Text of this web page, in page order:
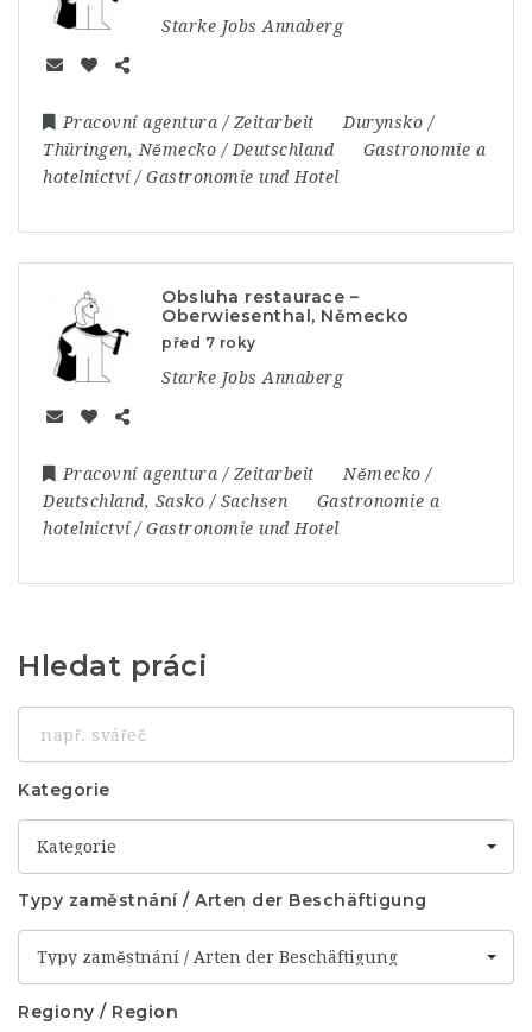
Starke Jobs Annaberg
Pracovní agentura / Zeitarbeit
Durynsko /
Thüringen, Německo / Deutschland
Gastronomie a
hotelnictví / Gastronomie und Hotel
Obsluha restaurace –
Oberwiesenthal, Německo
před 7 roky
Starke Jobs Annaberg
Pracovní agentura / Zeitarbeit
Německo /
Deutschland, Sasko / Sachsen
Gastronomie a
hotelnictví / Gastronomie und Hotel
Hledat práci
svářeč
Kategorie
Kategorie
Typy zaměstnání / Arten der Beschäftigung
Typy zaměstnání / Arten der Beschäftigung
Regiony / Region